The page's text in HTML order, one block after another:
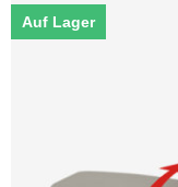
Auf Lager